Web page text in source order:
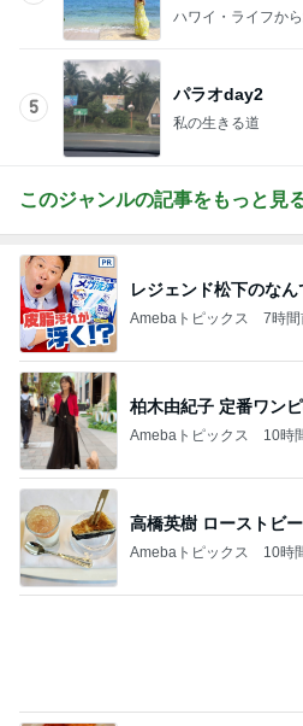
ハワイ・ライフか
5
パラオday2
私の生きる道
このジャンルの記事をもっと見
レジェンド松下のなん
Amebaトピックス 7時
柏木由紀子 定番ワン
Amebaトピックス 10時
高橋英樹 ローストビ
Amebaトピックス 10時